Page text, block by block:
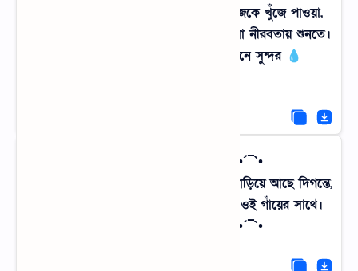
নির্জন পুকুরঘাটে একা বসে থাকা মানে নিজেকে খুঁজে পাওয়া,
গ্রামের প্রকৃতি জানে মানুষের গোপন কথাগুলো নীরবতায় শুনতে।
💧•°¯`••._.••`¯°•.💧 একাকীত্ব যেখানে সুন্দর 💧
•´¯`•. ✧ রঙিন ক্যানভাস ✧ .•´¯`•
সবুজ শাড়ি পরে যেন কোনো এক কিশোরী দাঁড়িয়ে আছে দিগন্তে,
যতবার তাকাই, ততবারই নতুন প্রেমে পড়ি ওই গাঁয়ের সাথে।
•´¯`•. ✧ রঙিন ক্যানভাস ✧ .•´¯`•